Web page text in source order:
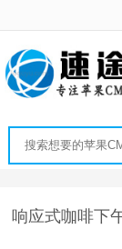
响应式咖啡下